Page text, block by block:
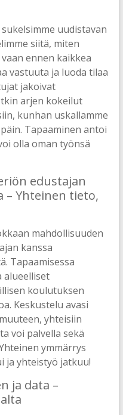
uudistavan
siitä, miten
ennen kaikkea
vastuuta ja luoda tilaa
jakoivat
arjen kokeilut
kunhan uskallamme
Tapaaminen antoi
olla oman työnsä
edustajan
– Yhteinen tieto,
mahdollisuuden
kanssa
Tapaamisessa
alueelliset
koulutuksen
Keskustelu avasi
yhteisiin
voi palvella sekä
ymmärrys
ja yhteistyö jatkuu!
ja data –